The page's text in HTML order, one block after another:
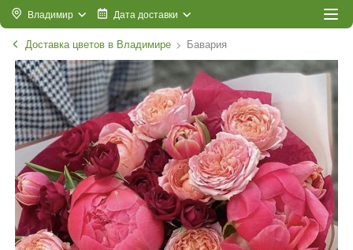
Владимир Дата доставки
Доставка цветов в Владимире Бавария